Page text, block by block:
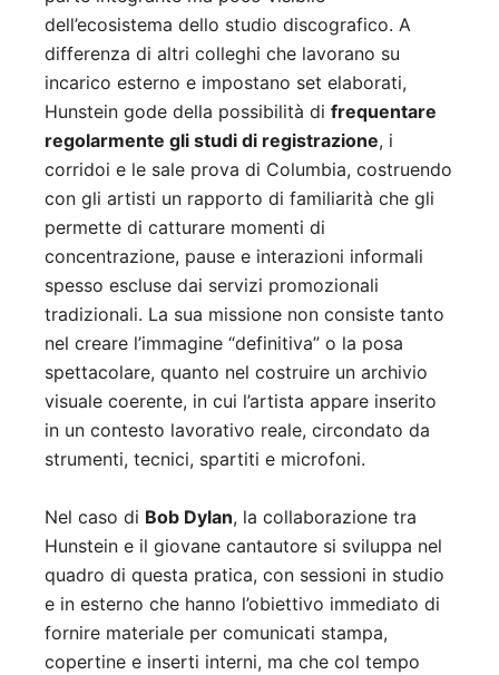
dell’ecosistema dello studio discografico. A
differenza di altri colleghi che lavorano su
incarico esterno e impostano set elaborati,
Hunstein gode della possibilità di frequentare
regolarmente gli studi di registrazione, i
corridoi e le sale prova di Columbia, costruendo
con gli artisti un rapporto di familiarità che gli
permette di catturare momenti di
concentrazione, pause e interazioni informali
spesso escluse dai servizi promozionali
tradizionali. La sua missione non consiste tanto
nel creare l’immagine “definitiva” o la posa
spettacolare, quanto nel costruire un archivio
visuale coerente, in cui l’artista appare inserito
in un contesto lavorativo reale, circondato da
strumenti, tecnici, spartiti e microfoni.
Nel caso di Bob Dylan, la collaborazione tra
Hunstein e il giovane cantautore si sviluppa nel
quadro di questa pratica, con sessioni in studio
e in esterno che hanno l’obiettivo immediato di
fornire materiale per comunicati stampa,
copertine e inserti interni, ma che col tempo